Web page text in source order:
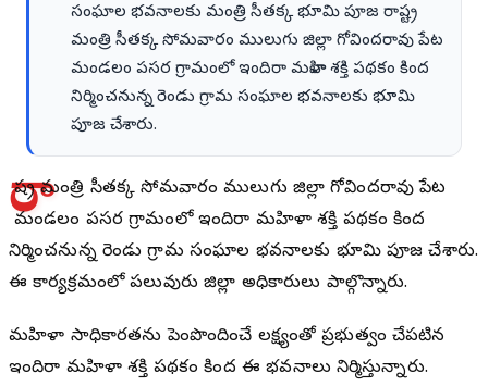
సంఘాల భవనాలకు మంత్రి సీతక్క భూమి పూజ రాష్ట్ర
మంత్రి సీతక్క సోమవారం ములుగు జిల్లా గోవిందరావు పేట
మండలం పసర గ్రామంలో ఇందిరా మహిళా శక్తి పథకం కింద
నిర్మించనున్న రెండు గ్రామ సంఘాల భవనాలకు భూమి
పూజ చేశారు.
ష్ట్ర మంత్రి సీతక్క సోమవారం ములుగు జిల్లా గోవిందరావు పేట
మండలం పసర గ్రామంలో ఇందిరా మహిళా శక్తి పథకం కింద
నిర్మించనున్న రెండు గ్రామ సంఘాల భవనాలకు భూమి పూజ చేశారు.
ఈ కార్యక్రమంలో పలువురు జిల్లా అధికారులు పాల్గొన్నారు.
మహిళా సాధికారతను పెంపొందించే లక్ష్యంతో ప్రభుత్వం చేపట్టిన
ఇందిరా మహిళా శక్తి పథకం కింద ఈ భవనాలు నిర్మిస్తున్నారు.